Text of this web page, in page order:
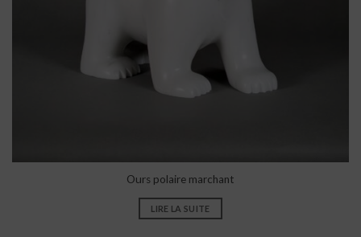
Ours polaire marchant
LIRE LA SUITE